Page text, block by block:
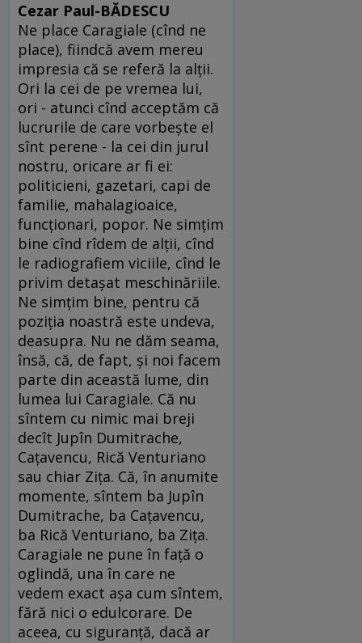
Cezar Paul-BĂDESCU
Ne place Caragiale (cînd ne
place), fiindcă avem mereu
impresia că se referă la alţii.
Ori la cei de pe vremea lui,
ori - atunci cînd acceptăm că
lucrurile de care vorbeşte el
sînt perene - la cei din jurul
nostru, oricare ar fi ei:
politicieni, gazetari, capi de
familie, mahalagioaice,
funcţionari, popor. Ne simţim
bine cînd rîdem de alţii, cînd
le radiografiem viciile, cînd le
privim detaşat meschinăriile.
Ne simţim bine, pentru că
poziţia noastră este undeva,
deasupra. Nu ne dăm seama,
însă, că, de fapt, şi noi facem
parte din această lume, din
lumea lui Caragiale. Că nu
sîntem cu nimic mai breji
decît Jupîn Dumitrache,
Caţavencu, Rică Venturiano
sau chiar Ziţa. Că, în anumite
momente, sîntem ba Jupîn
Dumitrache, ba Caţavencu,
ba Rică Venturiano, ba Ziţa.
Caragiale ne pune în faţă o
oglindă, una în care ne
vedem exact aşa cum sîntem,
fără nici o edulcorare. De
aceea, cu siguranţă, dacă ar